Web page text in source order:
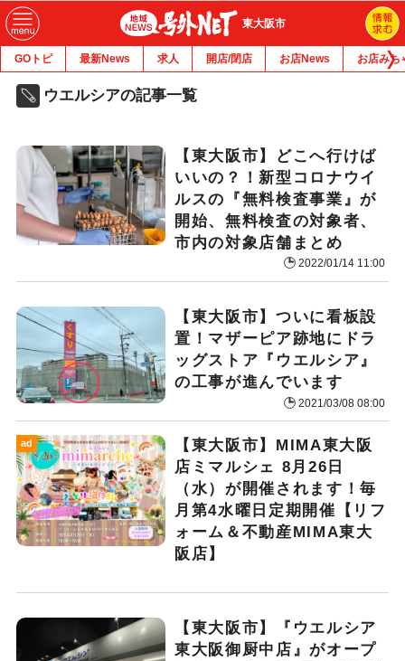
東大阪市
GOトピ 最新News 求人 開店/閉店 お店News お店みち
ウエルシアの記事一覧
【東大阪市】どこへ行けば
いいの？！新型コロナウイ
ルスの『無料検査事業』が
開始、無料検査の対象者、
市内の対象店舗まとめ
2022/01/14 11:00
【東大阪市】ついに看板設
置！マザーピア跡地にドラ
ッグストア『ウエルシア』
の工事が進んでいます
2021/03/08 08:00
ad
【東大阪市】MIMA東大阪
店ミマルシェ 8月26日
（水）が開催されます！毎
月第4水曜日定期開催【リフ
ォーム＆不動産MIMA東大
阪店】
【東大阪市】『ウエルシア
東大阪御厨中店』がオープ